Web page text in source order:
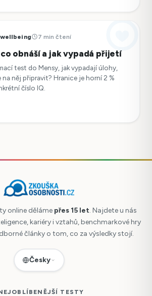
7 min čtení
obnáší a jak vypadá přijetí
test do Mensy, jak vypadají úlohy,
na něj připravit? Hranice je horní 2 %
číslo IQ.
online děláme přes 15 let. Najdete u nás
kariéry i vztahů, benchmarkové hry
články o tom, co za výsledky stojí.
Česky
TESTY